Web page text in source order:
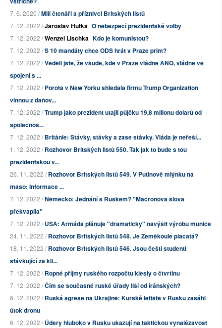
7. 6. 2020 /Milí čtenáři a příznivci Britských listů
7. 12. 2022 /Jaroslav Hutka O nebezpečí prezidentské volby
7. 12. 2022 /Wenzel Lischka Kdo je komunistou?
7. 12. 2022 /S 10 mandáty chce ODS hrát v Praze prim?
7. 12. 2022 /Věděli jste, že všude, kde v Praze vládne ANO, vládne ve
spojení s ...
7. 12. 2022 /Porota v New Yorku shledala firmu Trump Organization
vinnou z daňov...
7. 12. 2022 /Trump jako prezident utajil půjčku 19,8 milionu dolarů od
společnos...
7. 12. 2022 /Británie: Stávky, stávky a zase stávky. Vláda je neřeší...
1. 12. 2022 /Rozhovor Britských listů 550. Tak jak to bude s tou
prezidentskou v...
26. 11. 2022 /Rozhovor Britských listů 549. V Putinově mlýnku na
maso: Informace ...
7. 12. 2022 /Německo: Jednání s Ruskem? "Macronova slova
překvapila"
7. 12. 2022 /USA: Armáda plánuje "dramaticky" navýšit výrobu munice
24. 11. 2022 /Rozhovor Britských listů 548. Je Zeměkoule placatá?
18. 11. 2022 /Rozhovor Britských listů 546. Jsou čeští studenti
stávkující za kli...
7. 12. 2022 /Ropné příjmy ruského rozpočtu klesly o čtvrtinu
7. 12. 2022 /Čím se současné ruské úřady liší od íránských?
6. 12. 2022 /Ruská agrese na Ukrajině: Kurské letiště v Rusku zasáhl
útok dronu
6. 12. 2022 /Údery hluboko v Rusku ukazují na taktickou vynalézavost